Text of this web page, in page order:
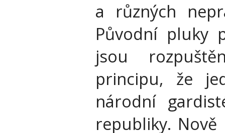
a různých
Původní pluky
jsou
principu, že
národní
republiky.